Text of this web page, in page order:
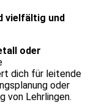
vielfältig und
oder
dich für leitende
oder
von Lehrlingen.